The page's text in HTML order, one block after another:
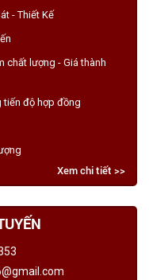
- Thiết Kế
chất lượng - Giá thành
tiến độ hợp đồng
Xem chi tiết >>